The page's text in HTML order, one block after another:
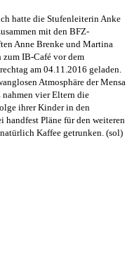
hatte die Stufenleiterin Anke
mit den BFZ-
Anne Brenke und Martina
zum IB-Café vor dem
am 04.11.2016 geladen.
Atmosphäre der Mensa
nahmen vier Eltern die
ihrer Kinder in den
handfest Pläne für den weiteren
Kaffee getrunken. (sol)